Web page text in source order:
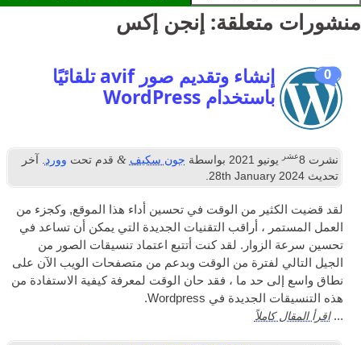
منشورات متعلقة: إنجن إكس
0
إنشاء وتقديم صور avif تلقائيًا
باستخدام WordPress
نشرت 8عشر يونيو 2021 بواسطة جون سكيف & قدم تحت وورد. آخر
تحديث
28th January2024
.
لقد قضيت الكثير من الوقت في تحسين أداء هذا الموقع, وكجزء من
العمل المستمر ، أراقب التقنيات الجديدة التي يمكن أن تساعد في
تحسين سرعة الزوار. لقد كنت أتتبع اعتماد تنسيقات الصور من
الجيل التالي لفترة من الوقت وبدعم من متصفحات الويب الآن على
نطاق واسع إلى حد ما ، فقد حان الوقت لمعرفة كيفية الاستفادة من
هذه التنسيقات الجديدة في Wordpress.
...اقرأ المقال كاملاً